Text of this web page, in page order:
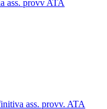
ass. provv ATA
ass. provv. ATA